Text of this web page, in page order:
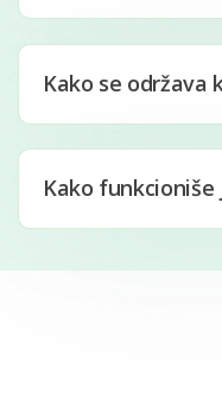
Kako se održava
Kako